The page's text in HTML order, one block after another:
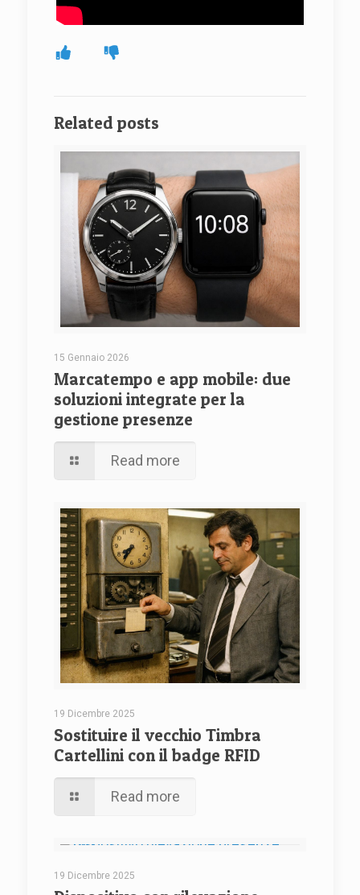
Related posts
15 Gennaio 2026
Marcatempo e app mobile: due
soluzioni integrate per la
gestione presenze
Read more
19 Dicembre 2025
Sostituire il vecchio Timbra
Cartellini con il badge RFID
Read more
19 Dicembre 2025